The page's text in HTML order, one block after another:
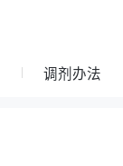
调剂办法